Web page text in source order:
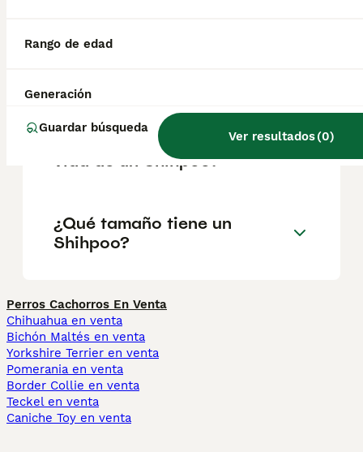
Rango de edad
Generación
Guardar búsqueda
Ver resultados(0)
¿Cuáles son las ventajas y
¿Cuál es la esperanza de
vida de un Shihpoo?
¿Qué tamaño tiene un
Shihpoo?
Perros Cachorros En Venta
Chihuahua en venta
Bichón Maltés en venta
Yorkshire Terrier en venta
Pomerania en venta
Border Collie en venta
Teckel en venta
Caniche Toy en venta